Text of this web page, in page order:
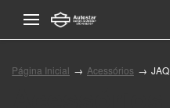
Página Inicial Acessórios